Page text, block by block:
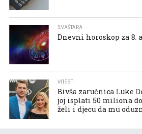
SVAŠTARA
Dnevni horoskop za 8.
VIJESTI
Bivša zaručnica Luke
joj isplati 50 miliona
želi i djecu da mu